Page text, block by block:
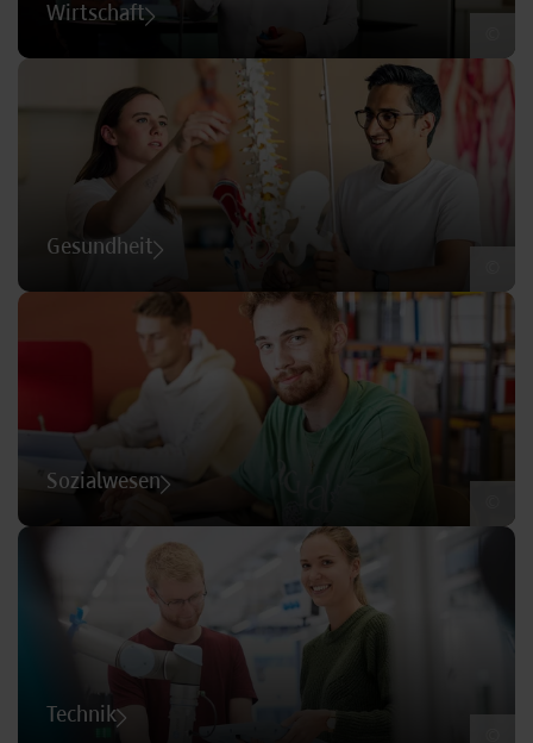
Wirtschaft
Gesundheit
Sozialwesen
Technik